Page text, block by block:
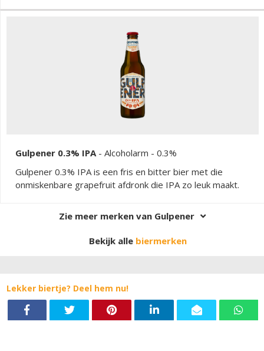
Gulpener 0.3% IPA - Alcoholarm - 0.3%
Gulpener 0.3% IPA is een fris en bitter bier met die
onmiskenbare grapefruit afdronk die IPA zo leuk maakt.
Zie meer merken van Gulpener
Bekijk alle biermerken
Lekker biertje? Deel hem nu!